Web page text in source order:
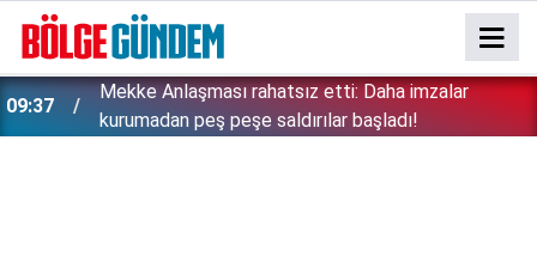
09:37
Mekke Anlaşması rahatsız etti: Daha imzalar
kurumadan peş peşe saldırılar başladı!